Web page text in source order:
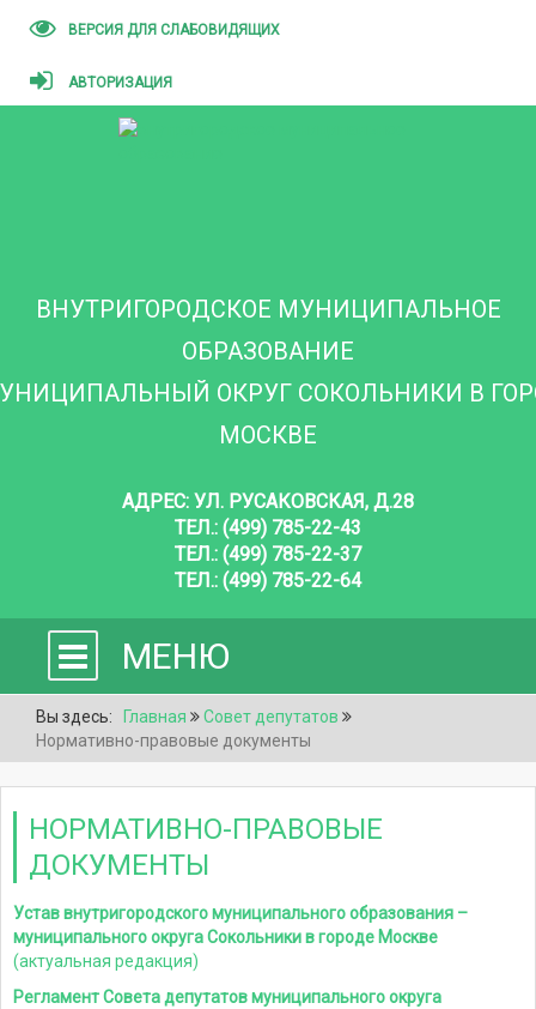
ВЕРСИЯ ДЛЯ СЛАБОВИДЯЩИХ
АВТОРИЗАЦИЯ
ВНУТРИГОРОДСКОЕ МУНИЦИПАЛЬНОЕ
ОБРАЗОВАНИЕ
ОКРУГ СОКОЛЬНИКИ В
МОСКВЕ
АДРЕС: УЛ. РУСАКОВСКАЯ, Д.28
ТЕЛ.: (499) 785-22-43
ТЕЛ.: (499) 785-22-37
ТЕЛ.: (499) 785-22-64
МЕНЮ
Вы здесь: Главная
Совет депутатов
Нормативно-правовые документы
НОРМАТИВНО-ПРАВОВЫЕ
ДОКУМЕНТЫ
Устав внутригородского муниципального образования –
муниципального округа Сокольники в городе Москве
(актуальная редакция)
Регламент Совета депутатов муниципального округа